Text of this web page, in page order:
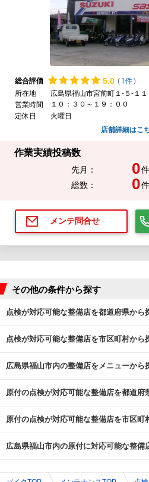
総合評価 5.0 ( 1件)
所在地
広島県福山市宮前町１-５-１１
営業時間
１０：３０～１９：００
定休日
火曜日
店舗詳細はこ
作業実績投稿数
先月： 0件
総数：
0件
メンテ問合せ
その他の条件から探す
点検が対応可能な整備店を都道府県から
点検が対応可能な整備店を市区町村から
広島県福山市内の整備店をメニューから
原付の点検が対応可能な整備店を都道府
原付の点検が対応可能な整備店を市区町
広島県福山市内の原付に対応可能な整備